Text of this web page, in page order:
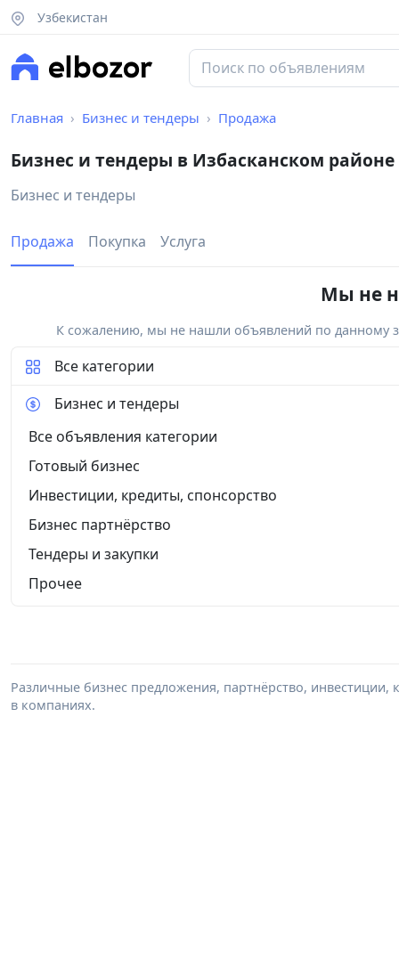
Узбекистан
Главная Бизнес и тендеры Продажа
Бизнес и тендеры в Избасканском районе
Бизнес и тендеры
Продажа Покупка Услуга
Мы не
К сожалению, мы не нашли объявлений по данному
Все категории
Бизнес и тендеры
Все объявления категории
Готовый бизнес
Инвестиции, кредиты, спонсорство
Бизнес партнёрство
Тендеры и закупки
Прочее
Различные бизнес предложения, партнёрство,
в компаниях.